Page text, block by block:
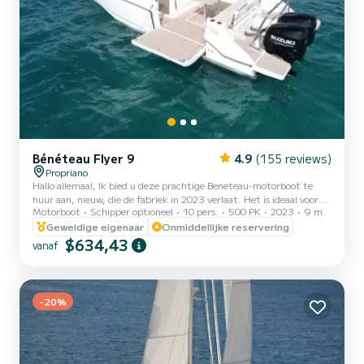
Bénéteau Flyer 9 4.9 (155 reviews)
Propriano
Hallo allemaal, Ik bied u deze prachtige Beneteau-motorboot te
huur aan, nieuw, die de fabriek in 2023 verlaat. Het is ideaal voor
een gezin of een groep vrienden omdat er plaats is voor maximaal
10 personen aan boord. Het is in uitstekende staat, gloednieuw en
perfect uitgerust om mooie dagen door te brengen rond het eiland
van schoonheid. Het heeft een grote ligweide, een zonnetarief voor
veiligheid en design, deze motor...
Motorboot Schipper optioneel 10 pers. 500 PK 2023
9 m
Geweldige eigenaar
Onmiddellijke reservering
vanaf $634,43
-20%